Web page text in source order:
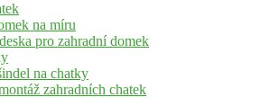
na míru
pro zahradní domek
na chatky
zahradních chatek